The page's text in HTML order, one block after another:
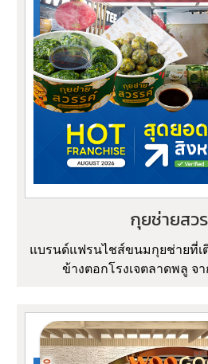
กุยช่ายสว
แบรนด์แฟรนไชส์ขนมกุยช่ายที่เ
ข้างตอกโรงเจตลาดพลู จ